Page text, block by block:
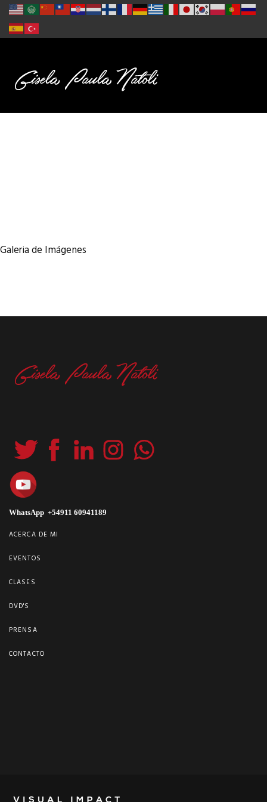
Galeria de Imágenes
WhatsApp +54911 60941189
ACERCA DE MI
EVENTOS
CLASES
DVD'S
PRENSA
CONTACTO